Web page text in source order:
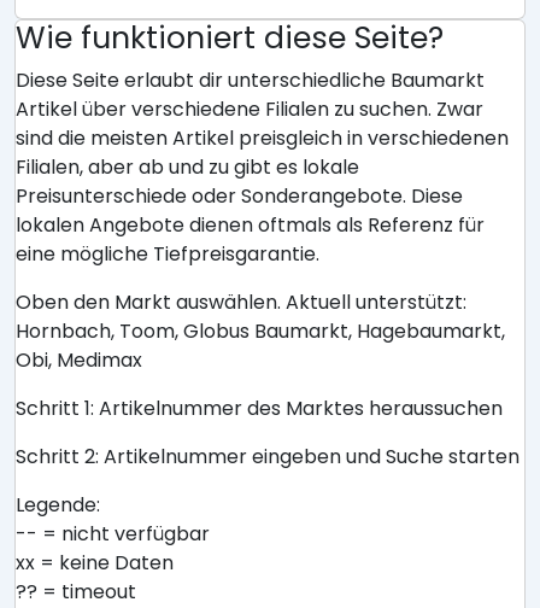
Wie funktioniert diese Seite?
Diese Seite erlaubt dir unterschiedliche Baumarkt
Artikel über verschiedene Filialen zu suchen. Zwar
sind die meisten Artikel preisgleich in verschiedenen
Filialen, aber ab und zu gibt es lokale
Preisunterschiede oder Sonderangebote. Diese
lokalen Angebote dienen oftmals als Referenz für
eine mögliche Tiefpreisgarantie.
Oben den Markt auswählen. Aktuell unterstützt:
Hornbach, Toom, Globus Baumarkt, Hagebaumarkt,
Obi, Medimax
Schritt 1: Artikelnummer des Marktes heraussuchen
Schritt 2: Artikelnummer eingeben und Suche starten
Legende:
-- = nicht verfügbar
xx = keine Daten
?? = timeout